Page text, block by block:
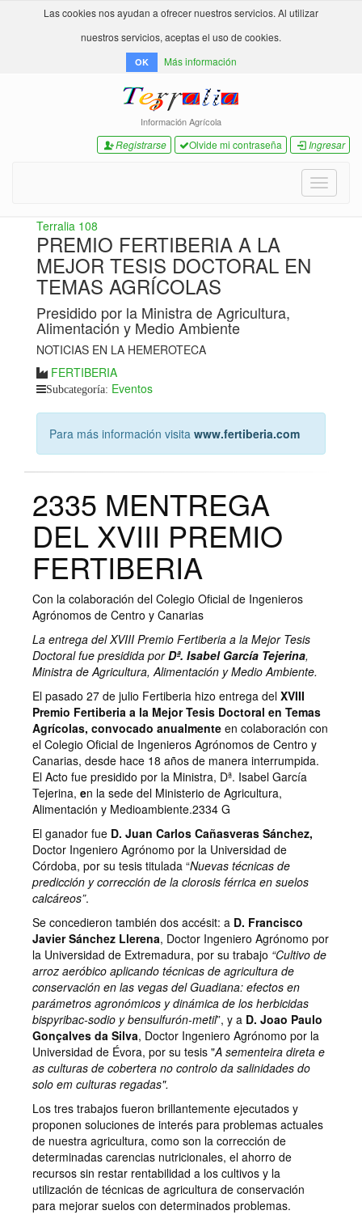
Las cookies nos ayudan a ofrecer nuestros servicios. Al utilizar
nuestros servicios, aceptas el uso de cookies.
OK Más información
Información Agrícola
Registrarse Olvide mi contraseña Ingresar
Toggle
Terralia 108
PREMIO FERTIBERIA A LA
MEJOR TESIS DOCTORAL EN
TEMAS AGRÍCOLAS
Presidido por la Ministra de Agricultura,
Alimentación y Medio Ambiente
NOTICIAS EN LA HEMEROTECA
FERTIBERIA
Subcategoría: Eventos
Para más información visita www.fertiberia.com
2335 MENTREGA
DEL XVIII PREMIO
FERTIBERIA
Con la colaboración del Colegio Oficial de Ingenieros
Agrónomos de Centro y Canarias
La entrega del XVIII Premio Fertiberia a la Mejor Tesis
Doctoral fue presidida porDª. Isabel García Tejerina,
Ministra de Agricultura, Alimentación y Medio Ambiente.
El pasado 27 de julio Fertiberia hizo entrega del XVIII
Premio Fertiberia a la Mejor Tesis Doctoral en Temas
Agrícolas, convocado anualmente en colaboración con
el Colegio Oficial de Ingenieros Agrónomos de Centro y
Canarias, desde hace 18 años de manera interrumpida.
El Acto fue presidido por la Ministra, Dª. Isabel García
Tejerina, en la sede del Ministerio de Agricultura,
Alimentación y Medioambiente.2334 G
El ganador fue D. Juan Carlos Cañasveras Sánchez,
Doctor Ingeniero Agrónomo por la Universidad de
Córdoba, por su tesis titulada “Nuevas técnicas de
predicción y corrección de la clorosis férrica en suelos
calcáreos”.
Se concedieron también dos accésit: a D. Francisco
Javier Sánchez Llerena, Doctor Ingeniero Agrónomo por
la Universidad de Extremadura, por su trabajo “Cultivo de
arroz aeróbico aplicando técnicas de agricultura de
conservación en las vegas del Guadiana: efectos en
parámetros agronómicos y dinámica de los herbicidas
bispyribac-sodio y bensulfurón-metil”, y a D. Joao Paulo
Gonçalves da Silva, Doctor Ingeniero Agrónomo por la
Universidad de Évora, por su tesis "A sementeira direta e
as culturas de cobertera no controlo da salinidades do
solo em culturas regadas".
Los tres trabajos fueron brillantemente ejecutados y
proponen soluciones de interés para problemas actuales
de nuestra agricultura, como son la corrección de
determinadas carencias nutricionales, el ahorro de
recursos sin restar rentabilidad a los cultivos y la
utilización de técnicas de agricultura de conservación
para mejorar suelos con determinados problemas.